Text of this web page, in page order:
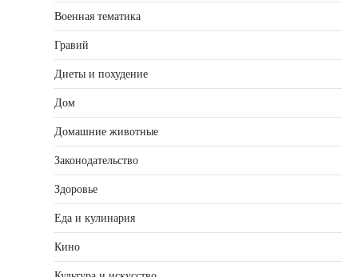
Военная тематика
Гравий
Диеты и похудение
Дом
Домашние животные
Законодательство
Здоровье
Еда и кулинария
Кино